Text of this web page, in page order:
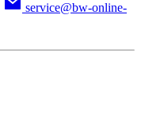
service@bw-online-